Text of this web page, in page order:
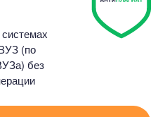
(по
без